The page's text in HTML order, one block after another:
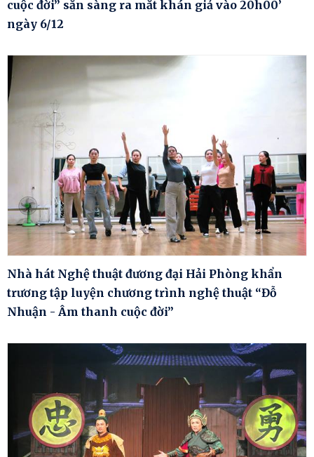
cuộc đời” sẵn sàng ra mắt khán giả vào 20h00’
ngày 6/12
Nhà hát Nghệ thuật đương đại Hải Phòng khẩn
trương tập luyện chương trình nghệ thuật “Đỗ
Nhuận - Âm thanh cuộc đời”